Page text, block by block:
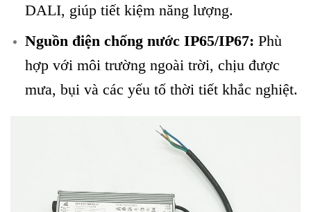
DALI, giúp tiết kiệm năng lượng.
Nguồn điện chống nước IP65/IP67: Phù
hợp với môi trường ngoài trời, chịu được
mưa, bụi và các yếu tố thời tiết khắc nghiệt.